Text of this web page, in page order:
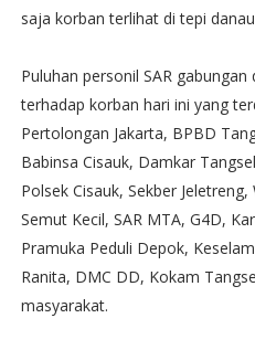
saja korban terlihat di tepi
Puluhan personil SAR
terhadap korban hari ini yang
Pertolongan Jakarta, BPBD
Babinsa Cisauk, Damkar
Polsek Cisauk, Sekber
Semut Kecil, SAR MTA, G4D,
Pramuka Peduli Depok,
Ranita, DMC DD, Kokam
masyarakat.